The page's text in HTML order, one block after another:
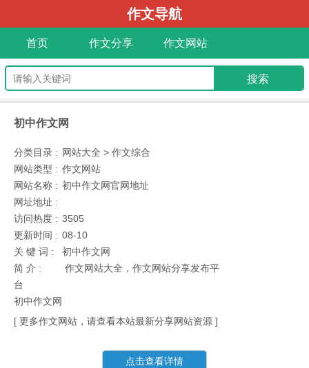
作文导航
首页 作文分享 作文网站
初中作文网
分类目录 : 网站大全 > 作文综合
网站类型 : 作文网站
网站名称 : 初中作文网官网地址
网址地址 :
访问热度 : 3505
更新时间 : 08-10
关 键 词 :
初中作文网
简 介 :
作文网站大全，作文网站分享发布平
台
初中作文网
[ 更多作文网站，请查看本站最新分享网站资源 ]
点击查看详情